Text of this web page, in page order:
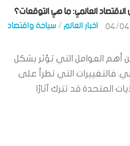
الاقتصاد العالمي: ما هي التوقعات؟
اخبار العالم/سياحة واقتصاد 04/
أهم العوامل التي تؤثر بشكل
فالتغييرات التي تطرأ على
المتحدة قد تترك آثارًا